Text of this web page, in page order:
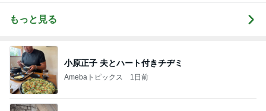
もっと見る
小原正子 夫とハート付きチヂミ
Amebaトピックス 1日前